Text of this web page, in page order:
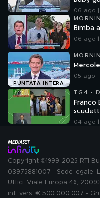
06 ago |
Bimba
06 ago |
PUNTATA INTERA
05 ago |
TG4 -
Franco
04 ago |
Copyright ©1999-2026 RTI
03976881007 - Sede legale:
Uffici: Viale Europa 46,
int. vers. € 500.000.007 -